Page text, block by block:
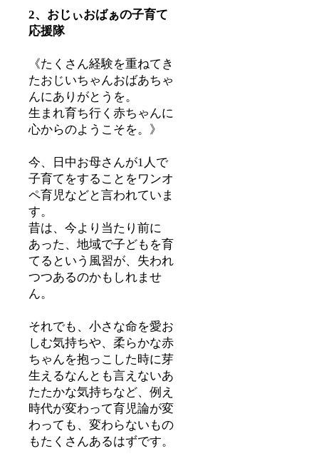
2、おじぃおばぁの子育て
応援隊
《たくさん経験を重ねてき
たおじいちゃんおばあちゃ
んにありがとうを。
生まれ育ち行く赤ちゃんに
心からのようこそを。》
今、日中お母さんが1人で
子育てをすることをワンオ
ペ育児などと言われていま
す。
昔は、今より当たり前に
あった、地域で子どもを育
てるという風習が、失われ
つつあるのかもしれませ
ん。
それでも、小さな命を愛お
しむ気持ちや、柔らかな赤
ちゃんを抱っこした時に芽
生えるなんとも言えないあ
たたかな気持ちなど、例え
時代が変わって育児論が変
わっても、変わらないもの
もたくさんあるはずです。